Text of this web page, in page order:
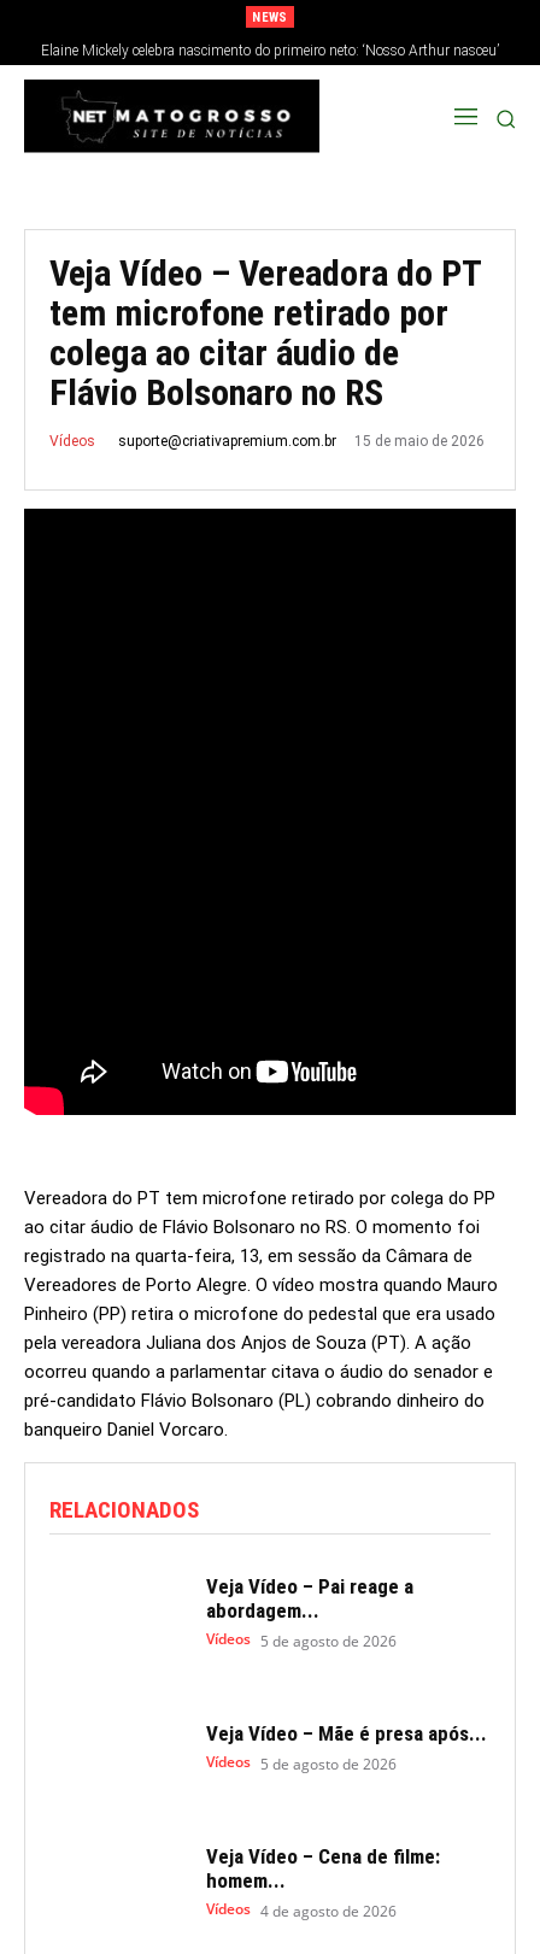
NEWS
Elaine Mickely celebra nascimento do primeiro neto: ‘Nosso Arthur nasceu’
Veja Vídeo – Vereadora do PT
tem microfone retirado por
colega ao citar áudio de
Flávio Bolsonaro no RS
Vídeos suporte@criativapremium.com.br 15 de maio de 2026
Vereadora do PT tem microfone retirado por colega do PP
ao citar áudio de Flávio Bolsonaro no RS. O momento foi
registrado na quarta-feira, 13, em sessão da Câmara de
Vereadores de Porto Alegre. O vídeo mostra quando Mauro
Pinheiro (PP) retira o microfone do pedestal que era usado
pela vereadora Juliana dos Anjos de Souza (PT). A ação
ocorreu quando a parlamentar citava o áudio do senador e
pré-candidato Flávio Bolsonaro (PL) cobrando dinheiro do
banqueiro Daniel Vorcaro.
RELACIONADOS
Veja Vídeo – Pai reage a
abordagem...
Vídeos 5 de agosto de 2026
Veja Vídeo – Mãe é presa após...
Vídeos 5 de agosto de 2026
Veja Vídeo – Cena de filme:
homem...
Vídeos 4 de agosto de 2026